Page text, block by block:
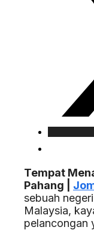
Tempat
Pahang |
sebuah
Malaysia,
pelancongan